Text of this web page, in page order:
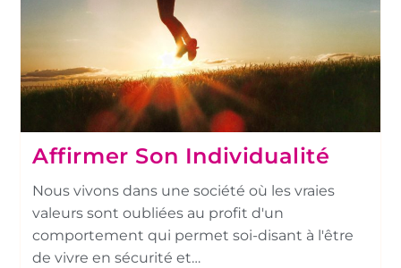
Affirmer Son Individualité
Nous vivons dans une société où les vraies
valeurs sont oubliées au profit d'un
comportement qui permet soi-disant à l'être
de vivre en sécurité et…